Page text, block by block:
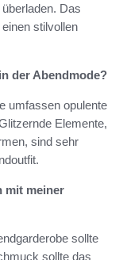
Das
stilvollen
der Abendmode?
umfassen opulente
Elemente,
sind sehr
mit meiner
sollte
sollte das